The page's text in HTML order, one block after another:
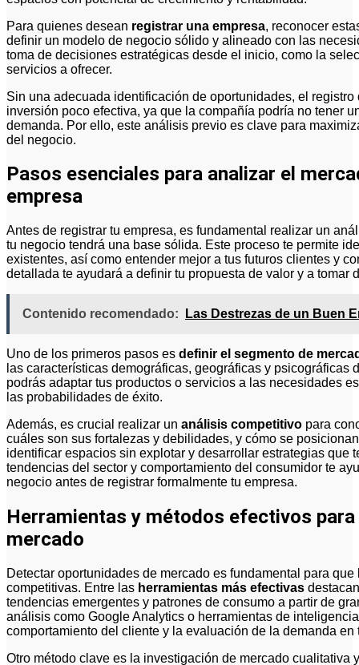
Para quienes desean registrar una empresa, reconocer
definir un modelo de negocio sólido y alineado con las
toma de decisiones estratégicas desde el inicio, como la
servicios a ofrecer.
Sin una adecuada identificación de oportunidades, el
inversión poco efectiva, ya que la compañía podría no tener
demanda. Por ello, este análisis previo es clave para
del negocio.
Pasos esenciales para analizar el
empresa
Antes de registrar tu empresa, es fundamental realizar un
tu negocio tendrá una base sólida. Este proceso te permite
existentes, así como entender mejor a tus futuros clientes y
detallada te ayudará a definir tu propuesta de valor y a tomar
Contenido recomendado: Las Destrezas de un Buen
Uno de los primeros pasos es definir el segmento de
las características demográficas, geográficas y psicográficas
podrás adaptar tus productos o servicios a las necesidades
las probabilidades de éxito.
Además, es crucial realizar un análisis competitivo para
cuáles son sus fortalezas y debilidades, y cómo se
identificar espacios sin explotar y desarrollar estrategias que
tendencias del sector y comportamiento del consumidor te
negocio antes de registrar formalmente tu empresa.
Herramientas y métodos efectivos
mercado
Detectar oportunidades de mercado es fundamental para
competitivas. Entre las herramientas más efectivas
tendencias emergentes y patrones de consumo a partir de
análisis como Google Analytics o herramientas de
comportamiento del cliente y la evaluación de la demanda en
Otro método clave es la investigación de mercado cualitativa